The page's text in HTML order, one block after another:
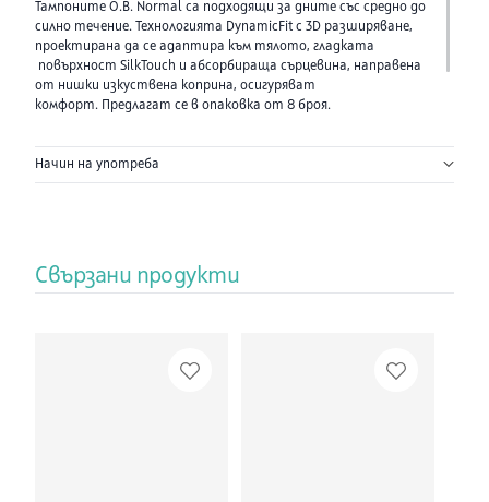
Тампоните O.B. Normal са подходящи за дните със средно до
силно течение. Технологията DynamicFit с 3D разширяване,
проектирана да се адаптира към тялото, гладката
повърхност SilkTouch и абсорбираща сърцевина, направена
от нишки изкуствена коприна, осигуряват
комфорт. Предлагат се в опаковка от 8 броя.
Състав:Polymers, viscose fibers, string is made from a mixture of
synthetic fibers (polyester) and cotton.
Начин на употреба
Свързани продукти